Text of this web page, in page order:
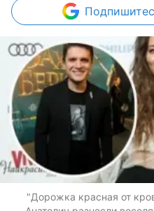
"Дорожка красная от